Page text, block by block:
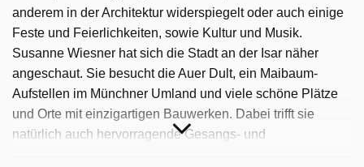
anderem in der Architektur widerspiegelt oder auch einige
Feste und Feierlichkeiten, sowie Kultur und Musik.
Susanne Wiesner hat sich die Stadt an der Isar näher
angeschaut. Sie besucht die Auer Dult, ein Maibaum-
Aufstellen im Münchner Umland und viele schöne Plätze
und Orte mit einzigartigen Bauwerken. Dabei trifft sie
natürlich auch hervorragende Gesangs- und